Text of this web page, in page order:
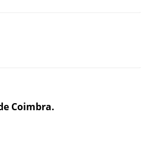
Coimbra.